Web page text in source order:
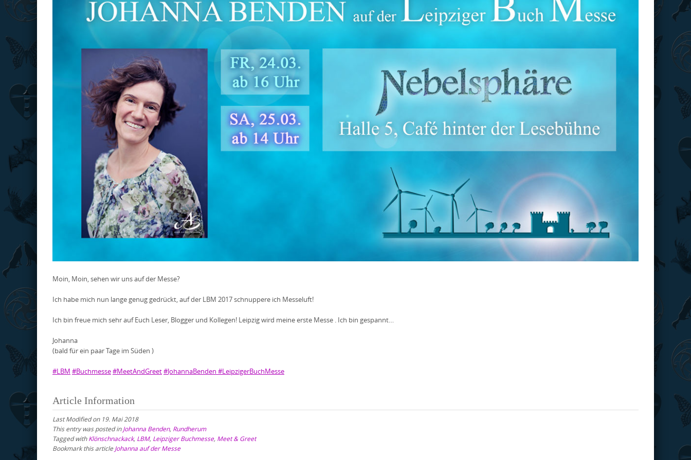
Moin, Moin, sehen wir uns auf der Messe?
Ich habe mich nun lange genug gedrückt, auf der LBM 2017 schnuppere ich Messeluft!
Ich bin freue mich sehr auf Euch Leser, Blogger und Kollegen! Leipzig wird meine erste Messe . Ich bin gespannt…
Johanna
(bald für ein paar Tage im Süden )
#LBM #Buchmesse#MeetAndGreet#JohannaBenden #LeipzigerBuchMesse
Article Information
Last Modified on 19. Mai 2018
This entry was posted inJohanna Benden, Rundherum
Tagged withKlönschnackack, LBM, Leipziger Buchmesse, Meet & Greet
Bookmark this article Johanna auf der Messe